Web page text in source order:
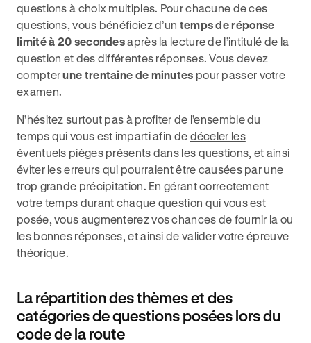
questions à choix multiples. Pour chacune de ces
questions, vous bénéficiez d’un temps de réponse
limité à 20 secondesaprès la lecture de l’intitulé de la
question et des différentes réponses. Vous devez
compterune trentaine de minutes pour passer votre
examen.
N’hésitez surtout pas à profiter de l’ensemble du
temps qui vous est imparti afin de déceler les
éventuels piègesprésents dans les questions, et ainsi
éviter les erreurs qui pourraient être causées par une
trop grande précipitation. En gérant correctement
votre temps durant chaque question qui vous est
posée, vous augmenterez vos chances de fournir la ou
les bonnes réponses, et ainsi de valider votre épreuve
théorique.
La répartition des thèmes et des
catégories de questions posées lors du
code de la route